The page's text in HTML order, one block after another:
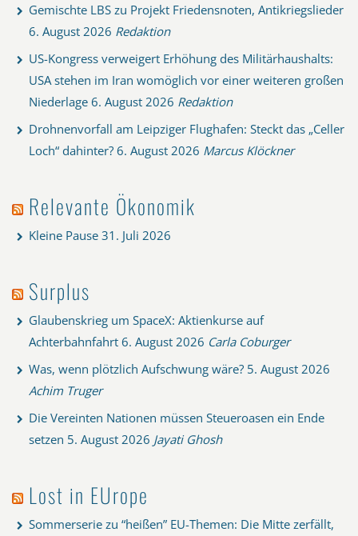
Gemischte LBS zu Projekt Friedensnoten, Antikriegslieder
6. August 2026 Redaktion
US-Kongress verweigert Erhöhung des Militärhaushalts:
USA stehen im Iran womöglich vor einer weiteren großen
Niederlage 6. August 2026 Redaktion
Drohnenvorfall am Leipziger Flughafen: Steckt das „Celler
Loch“ dahinter? 6. August 2026 Marcus Klöckner
Relevante Ökonomik
Kleine Pause 31. Juli 2026
Surplus
Glaubenskrieg um SpaceX: Aktienkurse auf
Achterbahnfahrt 6. August 2026 Carla Coburger
Was, wenn plötzlich Aufschwung wäre? 5. August 2026
Achim Truger
Die Vereinten Nationen müssen Steueroasen ein Ende
setzen 5. August 2026 Jayati Ghosh
Lost in EUrope
Sommerserie zu “heißen” EU-Themen: Die Mitte zerfällt,